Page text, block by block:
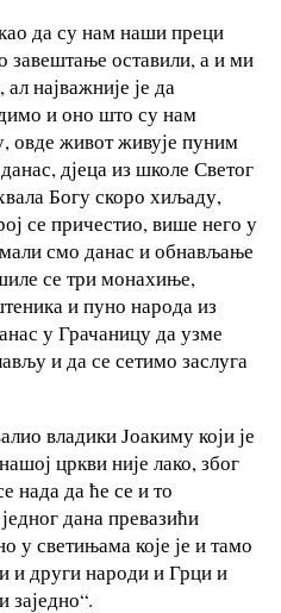
да су нам наши преци
завештање оставили, а и ми
најважније је да
и оно што су нам
овде живот живује пуним
дјеца из школе Светог
Богу скоро хиљаду,
се причестио, више него у
смо данас и обнављање
се три монахиње,
и пуно народа из
у Грачаницу да узме
и да се сетимо заслуга
владики Јоакиму који је
цркви није лако, због
нада да ће се и то
дана превазићи
у светињама које је и тамо
и други народи и Грци и
заједно“.